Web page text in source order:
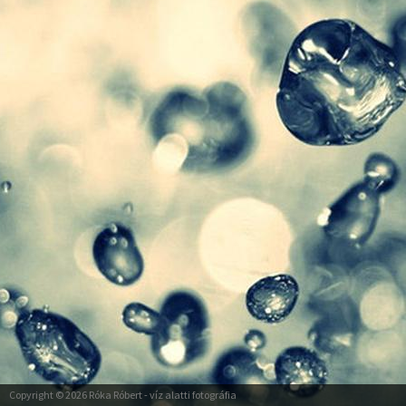
Copyright © 2026 Róka Róbert- víz alatti fotográfia